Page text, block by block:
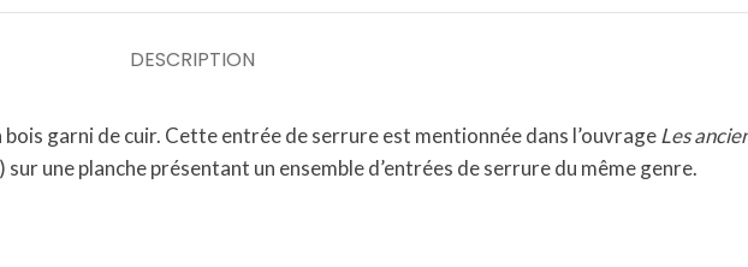
DESCRIPTION
garni de cuir. Cette entrée de serrure est mentionnée dans l’ouvrageLes
une planche présentant un ensemble d’entrées de serrure du même genre.